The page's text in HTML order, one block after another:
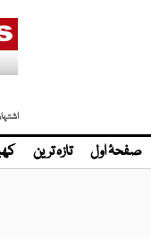
صفحۂ اول تازہ ترین